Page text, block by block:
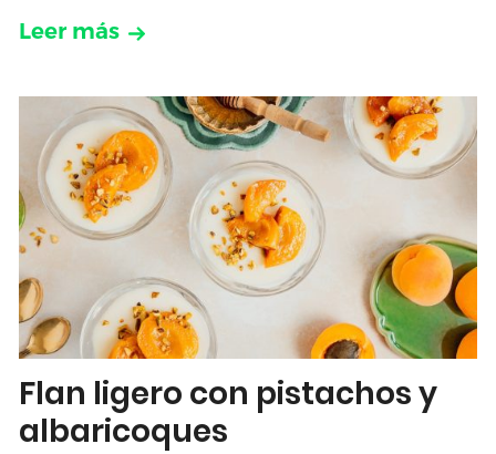
Leer más
Flan ligero con pistachos y
albaricoques